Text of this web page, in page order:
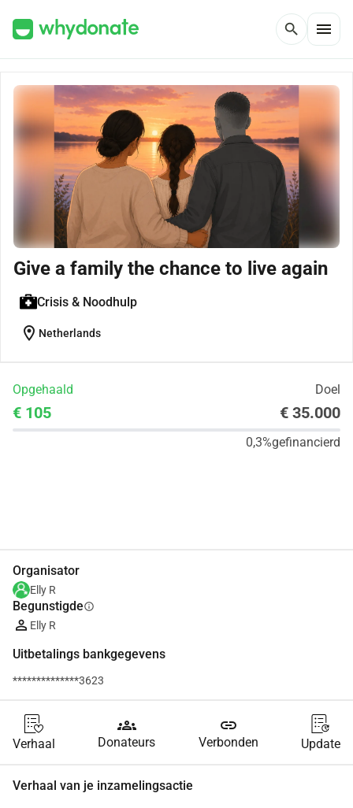
search menu
Give a family the chance to live again
Crisis & Noodhulp
location_on Netherlands
Opgehaald Doel
€ 105 € 35.000
0,3%gefinancierd
Organisator
Elly R
Begunstigdeinfo
Elly R
Uitbetalings bankgegevens
**************3623
Verhaal
groups
Donateurs
link
Verbonden Update
Verhaal van je inzamelingsactie